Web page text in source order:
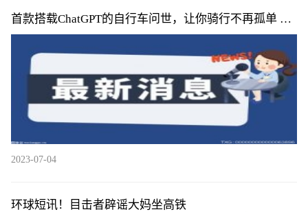
首款搭载ChatGPT的自行车问世，让你骑行不再孤单 今
头条
2023-07-04
环球短讯！目击者辟谣大妈坐高铁